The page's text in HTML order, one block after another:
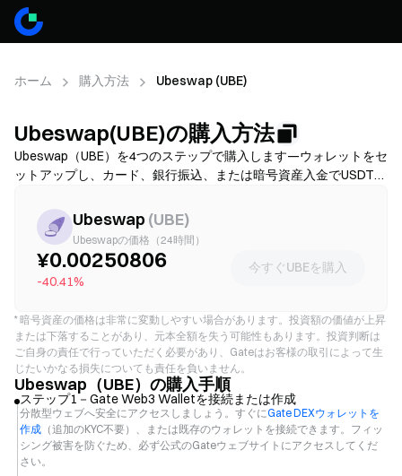
ホーム 購入方法 Ubeswap (UBE)
Ubeswap(UBE)の購入方法
Ubeswap（UBE）を4つのステップで購入します—ウォレットをセ
ットアップし、カード、銀行振込、または暗号資産入金でUSDTま
す。資金調達方法を比較し、確認前にガス代とスリッページを確
認し、UBEを安全に保管する方法を学んでください。利用可能性
と手数料はネットワークおよび提供業者によって異なります。
Ubeswap (UBE)
Ubeswapの価格（24時間）
¥0.00250806
-40.41%
今すぐUBEを購入
* 暗号資産の価格は非常に変動しやすい場合があります。投資額の価値が上昇
または下落することがあり、元本全額を失う可能性もあります。投資判断は
ご自身の責任で行っていただく必要があり、Gateはお客様の取引によって生
じたいかなる損失についても責任を負いません。
Ubeswap（UBE）の購入手順
ステップ1－Gate Web3 Walletを接続または作成
分散型ウェブへ安全にアクセスしましょう。すぐにGate DEXウォレットを
作成 （追加のKYC不要）、または既存のウォレットを接続できます。フィッ
シング被害を防ぐため、必ず公式のGateウェブサイトにアクセスしてくだ
さい。